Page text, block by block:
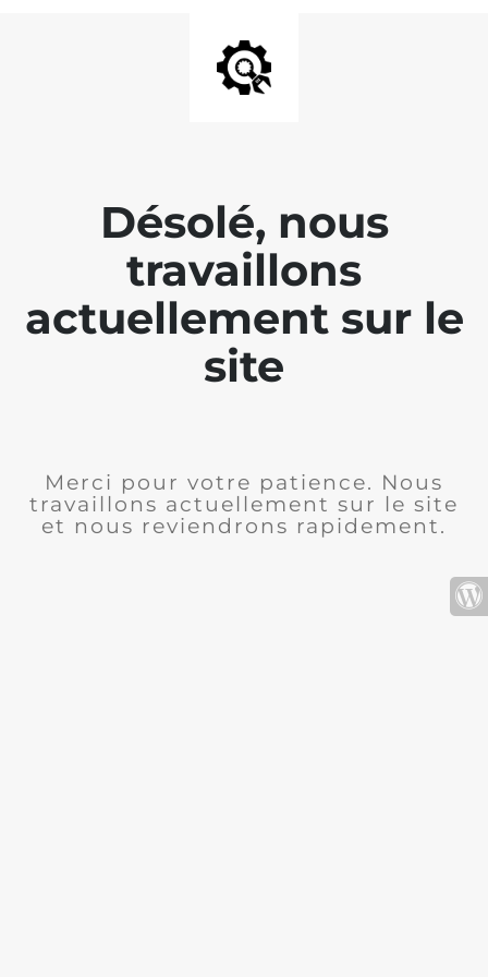
Désolé, nous
travaillons
actuellement sur le
site
Merci pour votre patience. Nous
travaillons actuellement sur le site
et nous reviendrons rapidement.